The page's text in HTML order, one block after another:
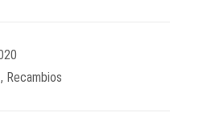
, Recambios